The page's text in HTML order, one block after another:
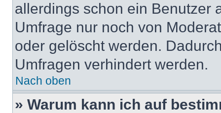
allerdings schon ein Benutzer
Umfrage nur noch von
oder gelöscht werden.
Umfragen verhindert werden.
Nach oben
» Warum kann ich auf